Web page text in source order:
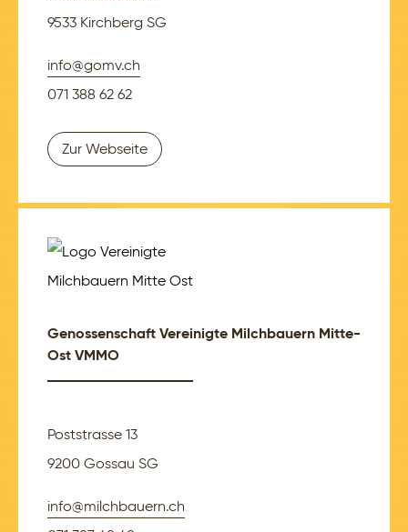
9533 Kirchberg SG
info@gomv.ch
071 388 62 62
Zur Webseite
Genossenschaft Vereinigte Milchbauern Mitte-
Ost VMMO
Poststrasse 13
9200 Gossau SG
info@milchbauern.ch